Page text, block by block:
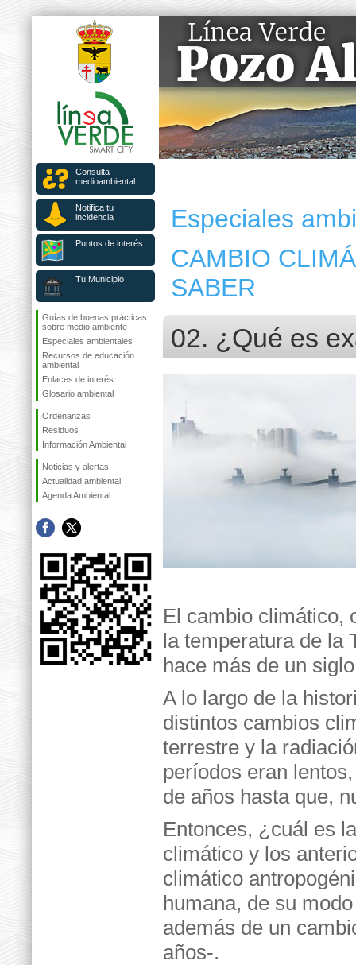
Consulta
medioambiental
Notifica tu
incidencia
Puntos de interés
Tu Municipio
Guías de buenas prácticas
sobre medio ambiente
Especiales ambientales
Recursos de educación
ambiental
Enlaces de interés
Glosario ambiental
Ordenanzas
Residuos
Información Ambiental
Noticias y alertas
Actualidad ambiental
Agenda Ambiental
Especiales
CAMBIO
SABER
02. ¿Qué es
El cambio climático,
la temperatura de la
hace más de un
A lo largo de la
distintos cambios
terrestre y la
períodos eran
de años hasta que,
Entonces, ¿cuál es
climático y los
climático
humana, de su
además de un
años-.